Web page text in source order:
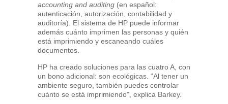
accounting and auditing (en español:
autenticación, autorización, contabilidad y
auditoría). El sistema de HP puede informar
además cuánto imprimen las personas y quién
está imprimiendo y escaneando cuáles
documentos.
HP ha creado soluciones para las cuatro A, con
un bono adicional: son ecológicas. “Al tener un
ambiente seguro, también puedes controlar
cuánto se está imprimiendo”, explica Barkey.